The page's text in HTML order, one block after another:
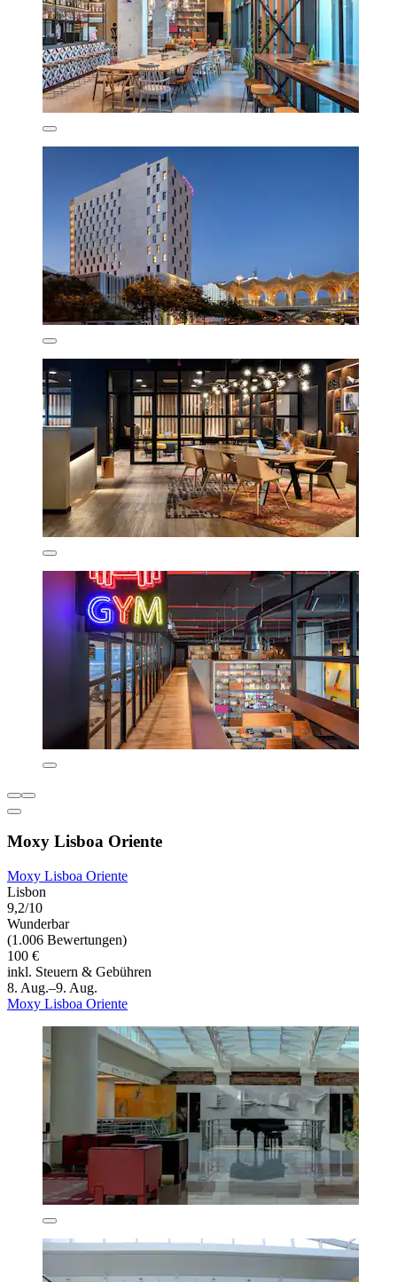
Moxy Lisboa Oriente
Moxy Lisboa Oriente
Lisbon
9,2/10
Wunderbar
(1.006 Bewertungen)
100 €
inkl. Steuern & Gebühren
8. Aug.–9. Aug.
Moxy Lisboa Oriente